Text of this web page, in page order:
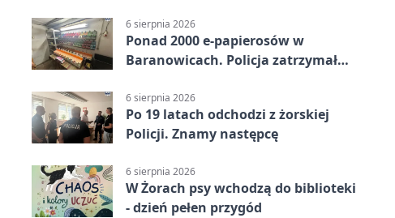
6 sierpnia 2026
Ponad 2000 e-papierosów w
Baranowicach. Policja zatrzymała
6 sierpnia 2026
Po 19 latach odchodzi z żorskiej
Policji. Znamy następcę
6 sierpnia 2026
W Żorach psy wchodzą do biblioteki
- dzień pełen przygód